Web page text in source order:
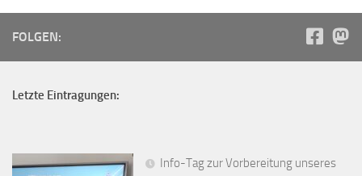
FOLGEN:
Letzte Eintragungen:
Info-Tag zur Vorbereitung unseres